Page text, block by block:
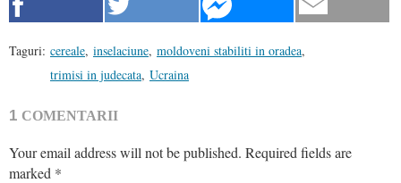
Taguri: cereale, inselaciune, moldoveni stabiliti in oradea,
trimisi in judecata, Ucraina
1 COMENTARII
Your email address will not be published. Required fields are
marked *